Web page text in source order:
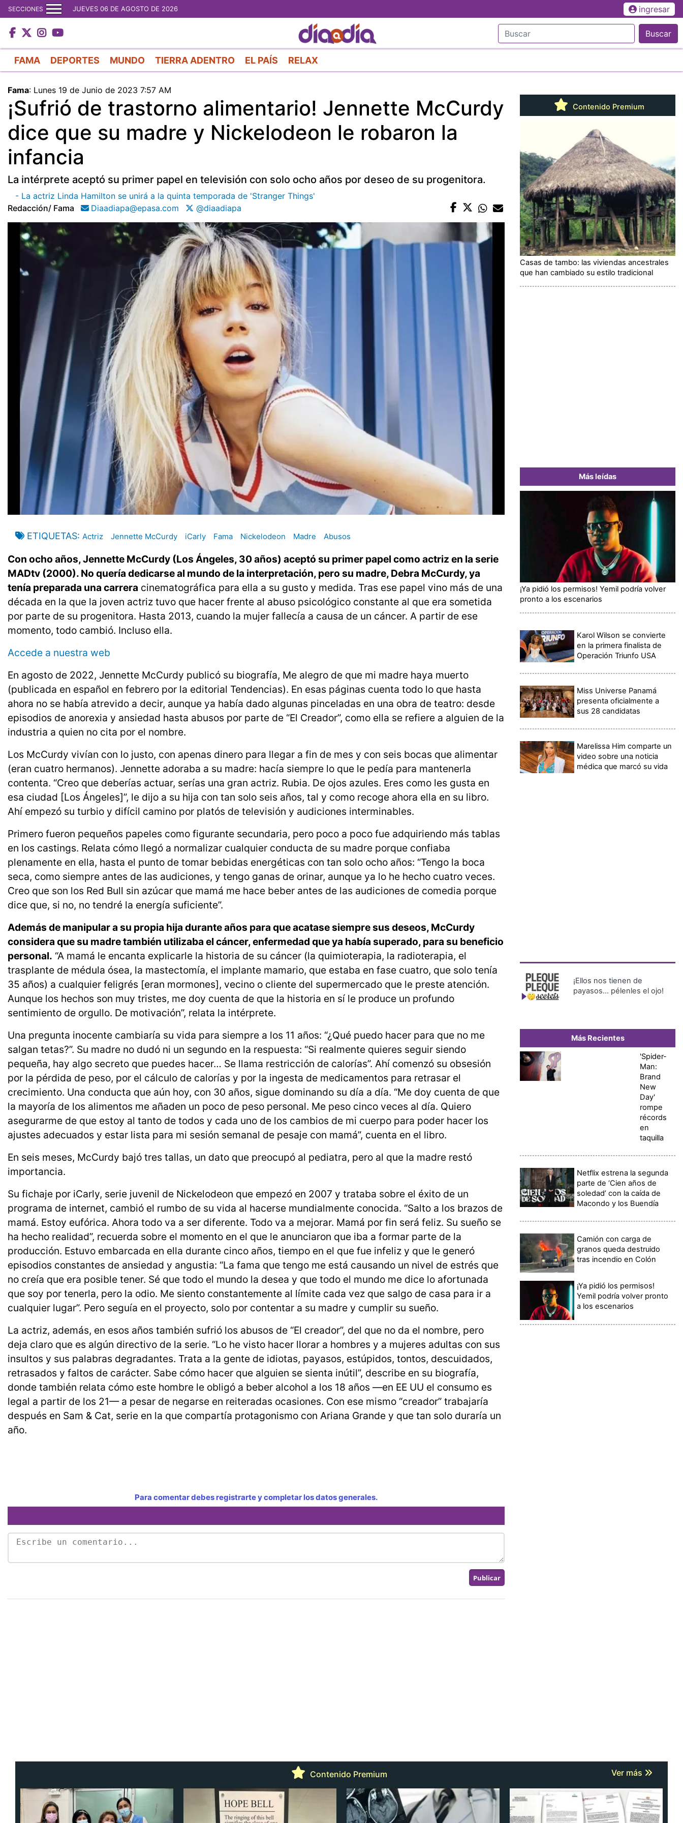
al
contenido
principal
SECCIONES JUEVES 06 DE AGOSTO DE 2026 ingresar
Buscar
FAMA DEPORTES MUNDO TIERRA ADENTRO EL PAÍS RELAX
Fama: Lunes 19 de Junio de 2023 7:57 AM
¡Sufrió de trastorno alimentario! Jennette McCurdy
dice que su madre y Nickelodeon le robaron la
infancia
La intérprete aceptó su primer papel en televisión con solo ocho años por deseo de su progenitora.
- La actriz Linda Hamilton se unirá a la quinta temporada de 'Stranger Things'
Redacción/ Fama
Diaadiapa@epasa.com @diaadiapa
ETIQUETAS Actriz Jennette McCurdy iCarly Fama Nickelodeon Madre Abusos
Con ocho años, Jennette McCurdy (Los Ángeles, 30 años) aceptó su primer papel como actriz en la serie
MADtv (2000). No quería dedicarse al mundo de la interpretación, pero su madre, Debra McCurdy, ya
tenía preparada una carrera cinematográfica para ella a su gusto y medida. Tras ese papel vino más de una
década en la que la joven actriz tuvo que hacer frente al abuso psicológico constante al que era sometida
por parte de su progenitora. Hasta 2013, cuando la mujer fallecía a causa de un cáncer. A partir de ese
momento, todo cambió. Incluso ella.
Accede a nuestra web
En agosto de 2022, Jennette McCurdy publicó su biografía, Me alegro de que mi madre haya muerto
(publicada en español en febrero por la editorial Tendencias). En esas páginas cuenta todo lo que hasta
ahora no se había atrevido a decir, aunque ya había dado algunas pinceladas en una obra de teatro: desde
episodios de anorexia y ansiedad hasta abusos por parte de “El Creador”, como ella se refiere a alguien de la
industria a quien no cita por el nombre.
Los McCurdy vivían con lo justo, con apenas dinero para llegar a fin de mes y con seis bocas que alimentar
(eran cuatro hermanos). Jennette adoraba a su madre: hacía siempre lo que le pedía para mantenerla
contenta. “Creo que deberías actuar, serías una gran actriz. Rubia. De ojos azules. Eres como les gusta en
esa ciudad [Los Ángeles]”, le dijo a su hija con tan solo seis años, tal y como recoge ahora ella en su libro.
Ahí empezó su turbio y difícil camino por platós de televisión y audiciones interminables.
Primero fueron pequeños papeles como figurante secundaria, pero poco a poco fue adquiriendo más tablas
en los castings. Relata cómo llegó a normalizar cualquier conducta de su madre porque confiaba
plenamente en ella, hasta el punto de tomar bebidas energéticas con tan solo ocho años: “Tengo la boca
seca, como siempre antes de las audiciones, y tengo ganas de orinar, aunque ya lo he hecho cuatro veces.
Creo que son los Red Bull sin azúcar que mamá me hace beber antes de las audiciones de comedia porque
dice que, si no, no tendré la energía suficiente”.
Además de manipular a su propia hija durante años para que acatase siempre sus deseos, McCurdy
considera que su madre también utilizaba el cáncer, enfermedad que ya había superado, para su beneficio
personal. “A mamá le encanta explicarle la historia de su cáncer (la quimioterapia, la radioterapia, el
trasplante de médula ósea, la mastectomía, el implante mamario, que estaba en fase cuatro, que solo tenía
35 años) a cualquier feligrés [eran mormones], vecino o cliente del supermercado que le preste atención.
Aunque los hechos son muy tristes, me doy cuenta de que la historia en sí le produce un profundo
sentimiento de orgullo. De motivación”, relata la intérprete.
Una pregunta inocente cambiaría su vida para siempre a los 11 años: “¿Qué puedo hacer para que no me
salgan tetas?”. Su madre no dudó ni un segundo en la respuesta: “Si realmente quieres seguir siendo
pequeña, hay algo secreto que puedes hacer… Se llama restricción de calorías”. Ahí comenzó su obsesión
por la pérdida de peso, por el cálculo de calorías y por la ingesta de medicamentos para retrasar el
crecimiento. Una conducta que aún hoy, con 30 años, sigue dominando su día a día. “Me doy cuenta de que
la mayoría de los alimentos me añaden un poco de peso personal. Me peso cinco veces al día. Quiero
asegurarme de que estoy al tanto de todos y cada uno de los cambios de mi cuerpo para poder hacer los
ajustes adecuados y estar lista para mi sesión semanal de pesaje con mamá”, cuenta en el libro.
En seis meses, McCurdy bajó tres tallas, un dato que preocupó al pediatra, pero al que la madre restó
importancia.
Su fichaje por iCarly, serie juvenil de Nickelodeon que empezó en 2007 y trataba sobre el éxito de un
programa de internet, cambió el rumbo de su vida al hacerse mundialmente conocida. “Salto a los brazos de
mamá. Estoy eufórica. Ahora todo va a ser diferente. Todo va a mejorar. Mamá por fin será feliz. Su sueño se
ha hecho realidad”, recuerda sobre el momento en el que le anunciaron que iba a formar parte de la
producción. Estuvo embarcada en ella durante cinco años, tiempo en el que fue infeliz y que le generó
episodios constantes de ansiedad y angustia: “La fama que tengo me está causando un nivel de estrés que
no creía que era posible tener. Sé que todo el mundo la desea y que todo el mundo me dice lo afortunada
que soy por tenerla, pero la odio. Me siento constantemente al límite cada vez que salgo de casa para ir a
cualquier lugar”. Pero seguía en el proyecto, solo por contentar a su madre y cumplir su sueño.
La actriz, además, en esos años también sufrió los abusos de “El creador”, del que no da el nombre, pero
deja claro que es algún directivo de la serie. “Lo he visto hacer llorar a hombres y a mujeres adultas con sus
insultos y sus palabras degradantes. Trata a la gente de idiotas, payasos, estúpidos, tontos, descuidados,
retrasados y faltos de carácter. Sabe cómo hacer que alguien se sienta inútil”, describe en su biografía,
donde también relata cómo este hombre le obligó a beber alcohol a los 18 años —en EE UU el consumo es
legal a partir de los 21— a pesar de negarse en reiteradas ocasiones. Con ese mismo “creador” trabajaría
después en Sam & Cat, serie en la que compartía protagonismo con Ariana Grande y que tan solo duraría un
año.
Para comentar debes registrarte y completar los datos generales.
Contenido Premium
Casas de tambo: las viviendas ancestrales
que han cambiado su estilo tradicional
Más leídas
¡Ya pidió los permisos! Yemil podría volver
pronto a los escenarios
Karol Wilson se convierte
en la primera finalista de
Operación Triunfo USA
Miss Universe Panamá
presenta oficialmente a
sus 28 candidatas
Marelissa Him comparte un
video sobre una noticia
médica que marcó su vida
¡Ellos nos tienen de
payasos… pélenles el ojo!
Más Recientes
'Spider-
Man:
Brand
New
Day'
rompe
récords
en
taquilla
Netflix estrena la segunda
parte de ‘Cien años de
soledad’ con la caída de
Macondo y los Buendía
Camión con carga de
granos queda destruido
tras incendio en Colón
¡Ya pidió los permisos!
Yemil podría volver pronto
a los escenarios
Contenido Premium Ver más